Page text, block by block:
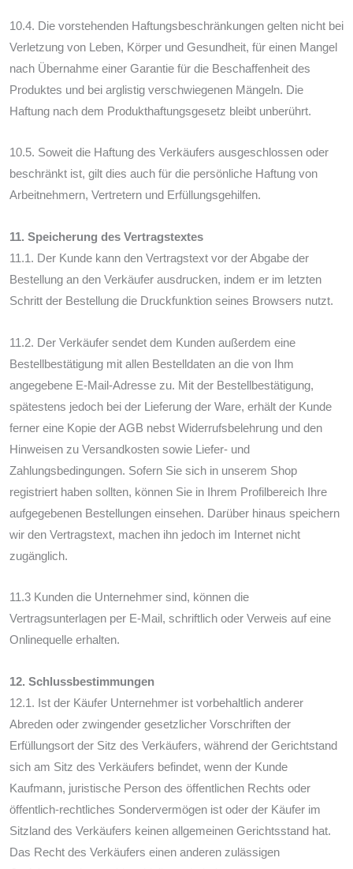
10.4. Die vorstehenden Haftungsbeschränkungen gelten nicht bei
Verletzung von Leben, Körper und Gesundheit, für einen Mangel
nach Übernahme einer Garantie für die Beschaffenheit des
Produktes und bei arglistig verschwiegenen Mängeln. Die
Haftung nach dem Produkthaftungsgesetz bleibt unberührt.
10.5. Soweit die Haftung des Verkäufers ausgeschlossen oder
beschränkt ist, gilt dies auch für die persönliche Haftung von
Arbeitnehmern, Vertretern und Erfüllungsgehilfen.
11. Speicherung des Vertragstextes
11.1. Der Kunde kann den Vertragstext vor der Abgabe der
Bestellung an den Verkäufer ausdrucken, indem er im letzten
Schritt der Bestellung die Druckfunktion seines Browsers nutzt.
11.2. Der Verkäufer sendet dem Kunden außerdem eine
Bestellbestätigung mit allen Bestelldaten an die von Ihm
angegebene E-Mail-Adresse zu. Mit der Bestellbestätigung,
spätestens jedoch bei der Lieferung der Ware, erhält der Kunde
ferner eine Kopie der AGB nebst Widerrufsbelehrung und den
Hinweisen zu Versandkosten sowie Liefer- und
Zahlungsbedingungen. Sofern Sie sich in unserem Shop
registriert haben sollten, können Sie in Ihrem Profilbereich Ihre
aufgegebenen Bestellungen einsehen. Darüber hinaus speichern
wir den Vertragstext, machen ihn jedoch im Internet nicht
zugänglich.
11.3 Kunden die Unternehmer sind, können die
Vertragsunterlagen per E-Mail, schriftlich oder Verweis auf eine
Onlinequelle erhalten.
12. Schlussbestimmungen
12.1. Ist der Käufer Unternehmer ist vorbehaltlich anderer
Abreden oder zwingender gesetzlicher Vorschriften der
Erfüllungsort der Sitz des Verkäufers, während der Gerichtstand
sich am Sitz des Verkäufers befindet, wenn der Kunde
Kaufmann, juristische Person des öffentlichen Rechts oder
öffentlich-rechtliches Sondervermögen ist oder der Käufer im
Sitzland des Verkäufers keinen allgemeinen Gerichtsstand hat.
Das Recht des Verkäufers einen anderen zulässigen